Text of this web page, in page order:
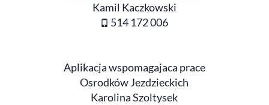
Kamil Kaczkowski
514 172 006
Aplikacja wspomagajaca prace
Osrodków Jezdzieckich
Karolina Szoltysek